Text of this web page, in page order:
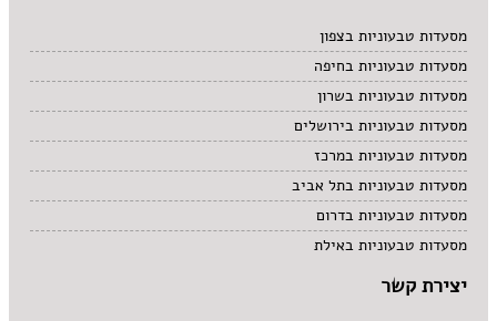
מסעדות טבעוניות בצפון
מסעדות טבעוניות בחיפה
מסעדות טבעוניות בשרון
מסעדות טבעוניות בירושלים
מסעדות טבעוניות במרכז
מסעדות טבעוניות בתל אביב
מסעדות טבעוניות בדרום
מסעדות טבעוניות באילת
יצירת קשר